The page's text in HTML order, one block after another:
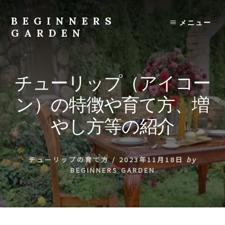
content
BEGINNERS
GARDEN
の
種
類
や
育
て
方
の
紹
介
を
行
メニュー
チューリップ（アイコー
ン）の特徴や育て方、増
やし方等の紹介
チューリップの育て方/ 2023年11月18日 by
BEGINNERS GARDEN